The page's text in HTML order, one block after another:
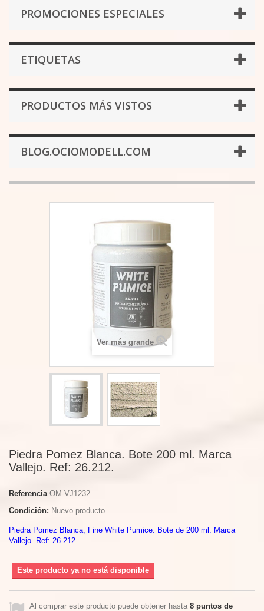
PROMOCIONES ESPECIALES
ETIQUETAS
PRODUCTOS MÁS VISTOS
BLOG.OCIOMODELL.COM
Ver más grande
Piedra Pomez Blanca. Bote 200 ml. Marca
Vallejo. Ref: 26.212.
Referencia OM-VJ1232
Condición: Nuevo producto
Piedra Pomez Blanca, Fine White Pumice. Bote de 200 ml. Marca
Vallejo. Ref: 26.212.
Este producto ya no está disponible
Al comprar este producto puede obtener hasta 8 puntos de